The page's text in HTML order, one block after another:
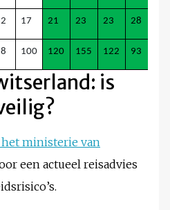
17 21 23 23 28
100 120 155 122 93
is
ministerie van
een actueel reisadvies